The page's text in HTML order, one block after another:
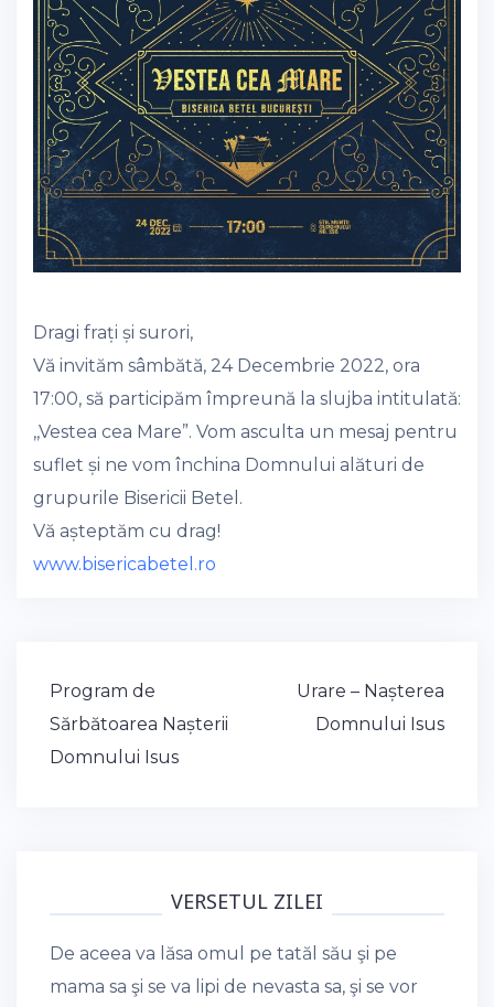
Dragi frați și surori,
Vă invităm sâmbătă, 24 Decembrie 2022, ora
17:00, să participăm împreună la slujba intitulată:
,,Vestea cea Mare”. Vom asculta un mesaj pentru
suflet și ne vom închina Domnului alături de
grupurile Bisericii Betel.
Vă așteptăm cu drag!
www.bisericabetel.ro
Post
navigation
Program de
Sărbătoarea Nașterii
Domnului Isus
Urare – Nașterea
Domnului Isus
VERSETUL ZILEI
De aceea va lăsa omul pe tatăl său şi pe
mama sa şi se va lipi de nevasta sa, şi se vor